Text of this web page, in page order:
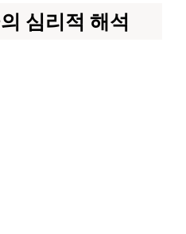
심리적 해석